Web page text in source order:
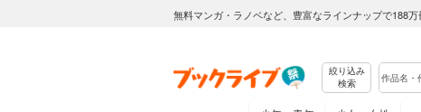
無料マンガ・ラノベなど、豊富なラインナップで188万
絞り込み
検索